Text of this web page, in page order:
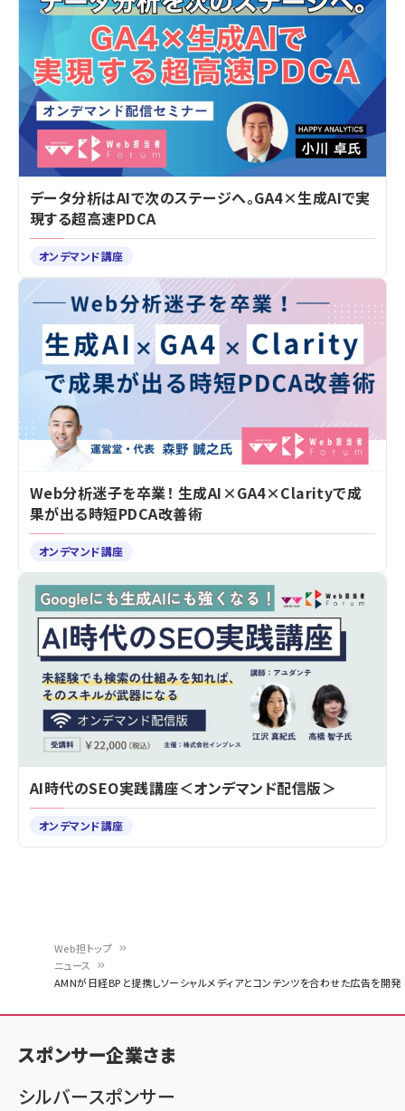
ン
く
ず
Web担トップ
ニュース
AMNが日経BPと提携しソーシャルメディアとコンテンツを合わせた広告を開発
データ分析はAIで次のステージへ。GA4×生成AIで実
現する超高速PDCA
オンデマンド講座
Web分析迷子を卒業！ 生成AI×GA4×Clarityで成
果が出る時短PDCA改善術
オンデマンド講座
AI時代のSEO実践講座＜オンデマンド配信版＞
オンデマンド講座
スポンサー企業さま
シルバースポンサー